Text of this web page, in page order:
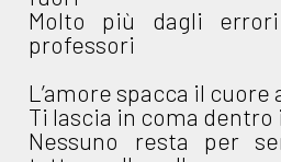
Molto più dagli
professori
L’amore spacca il cuore
Ti lascia in coma
Nessuno resta per